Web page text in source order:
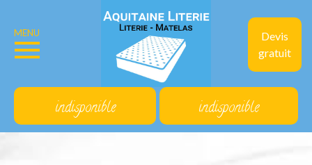
Devis
gratuit
MENU
indisponible indisponible